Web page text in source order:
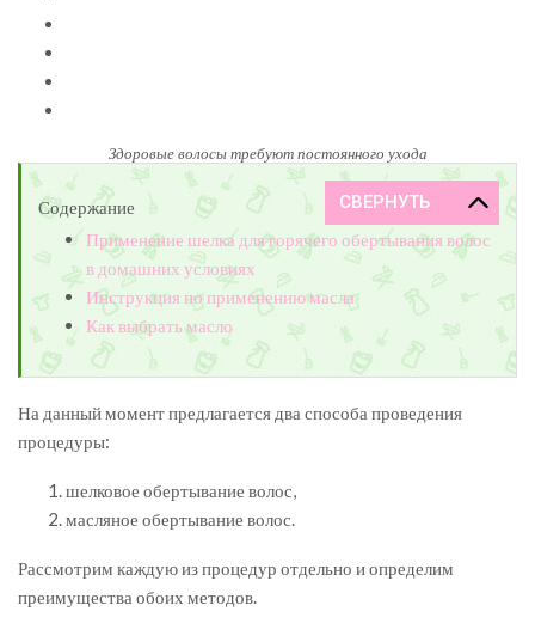
Здоровые волосы требуют постоянного ухода
Содержание
Применение шелка для горячего обертывания волос
в домашних условиях
Инструкция по применению масла
Как выбрать масло
На данный момент предлагается два способа проведения
процедуры:
шелковое обертывание волос,
масляное обертывание волос.
Рассмотрим каждую из процедур отдельно и определим
преимущества обоих методов.